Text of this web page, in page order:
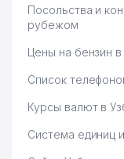
Посольства и
рубежом
Цены на бензин в
Список
Курсы валют в
Система единиц